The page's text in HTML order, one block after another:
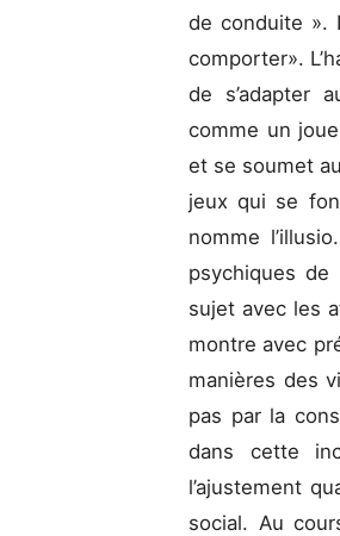
de conduite ».
comporter».
de s’adapter
comme un
et se soumet
jeux qui se
nomme
psychiques
sujet avec les
montre avec
manières des
pas par la
dans cette
l’ajustement
social. Au